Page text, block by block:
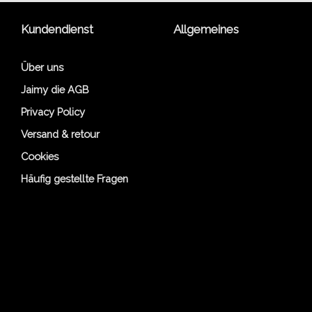
Kundendienst
Über uns
Jaimy die AGB
Privacy Policy
Versand & retour
Cookies
Häufig gestellte Fragen
Allgemeines